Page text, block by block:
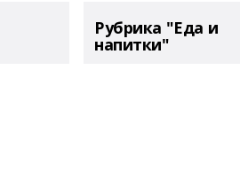
Рубрика "Еда и
напитки"